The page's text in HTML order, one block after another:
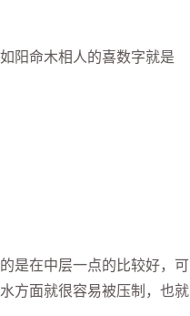
阳命木相人的喜数字就是
是在中层一点的比较好，可
方面就很容易被压制，也就